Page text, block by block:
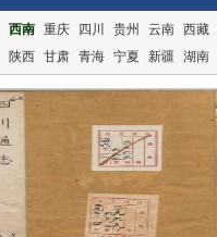
西南 重庆 四川 贵州 云南 西藏
陕西 甘肃 青海 宁夏 新疆 湖南